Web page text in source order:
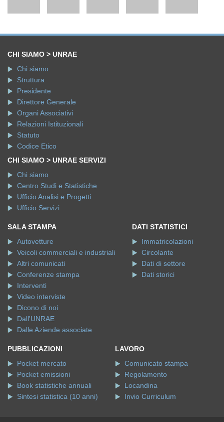
CHI SIAMO > UNRAE
Chi siamo
Struttura
Presidente
Direttore Generale
Organi Associativi
Relazioni Istituzionali
Statuto
Codice Etico
CHI SIAMO > UNRAE SERVIZI
Chi siamo
Centro Studi e Statistiche
Ufficio Analisi e Progetti
Ufficio Servizi
SALA STAMPA
Autovetture
Veicoli commerciali e industriali
Altri comunicati
Conferenze stampa
Interventi
Video interviste
Dicono di noi
Dall'UNRAE
Dalle Aziende associate
DATI STATISTICI
Immatricolazioni
Circolante
Dati di settore
Dati storici
PUBBLICAZIONI
Pocket mercato
Pocket emissioni
Book statistiche annuali
Sintesi statistica (10 anni)
LAVORO
Comunicato stampa
Regolamento
Locandina
Invio Curriculum